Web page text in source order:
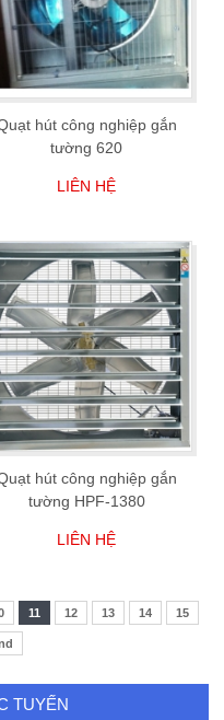
hút công nghiệp gắn
tường 620
LIÊN HỆ
hút công nghiệp gắn
tường HPF-1380
LIÊN HỆ
11 12 13 14 15
TUYẾN